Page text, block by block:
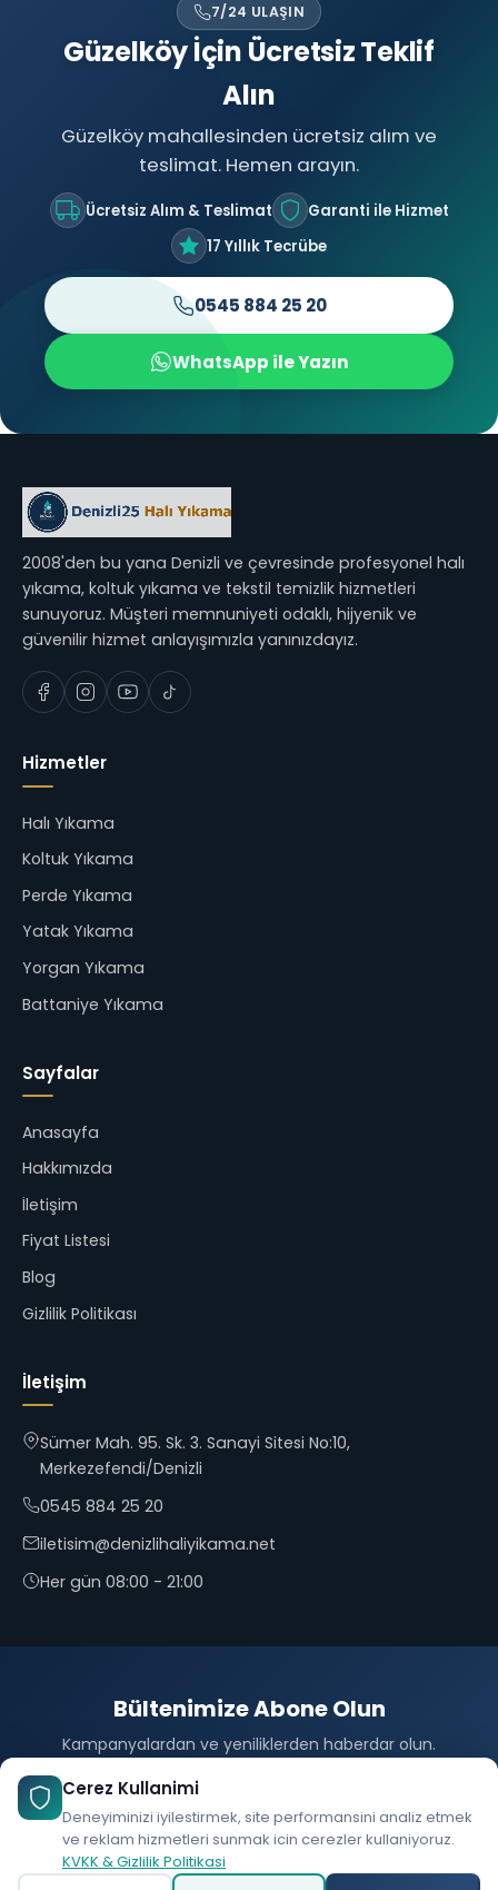
7/24 ULAŞIN
Güzelköy İçin Ücretsiz Teklif
Alın
Güzelköy mahallesinden ücretsiz alım ve
teslimat. Hemen arayın.
Ücretsiz Alım & Teslimat
Garanti ile Hizmet
17 Yıllık Tecrübe
0545 884 25 20
WhatsApp ile Yazın
2008'den bu yana Denizli ve çevresinde profesyonel halı
yıkama, koltuk yıkama ve tekstil temizlik hizmetleri
sunuyoruz. Müşteri memnuniyeti odaklı, hijyenik ve
güvenilir hizmet anlayışımızla yanınızdayız.
Hizmetler
Halı Yıkama
Koltuk Yıkama
Perde Yıkama
Yatak Yıkama
Yorgan Yıkama
Battaniye Yıkama
Sayfalar
Anasayfa
Hakkımızda
İletişim
Fiyat Listesi
Blog
Gizlilik Politikası
İletişim
Sümer Mah. 95. Sk. 3. Sanayi Sitesi No:10,
Merkezefendi/Denizli
0545 884 25 20
iletisim@denizlihaliyikama.net
Her gün 08:00 - 21:00
Bültenimize Abone Olun
Kampanyalardan ve yeniliklerden haberdar olun.
Cerez Kullanimi
Deneyiminizi iyilestirmek, site performansini analiz etmek
ve reklam hizmetleri sunmak icin cerezler kullaniyoruz.
KVKK & Gizlilik Politikasi